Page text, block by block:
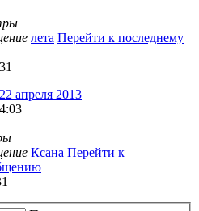
лета Перейти к последнему
апреля 2013
Ксана Перейти к